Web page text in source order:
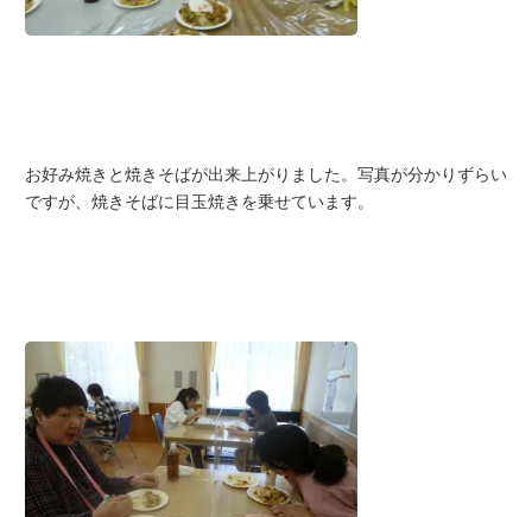
お好み焼きと焼きそばが出来上がりました。写真が分かりずらい
ですが、焼きそばに目玉焼きを乗せています。